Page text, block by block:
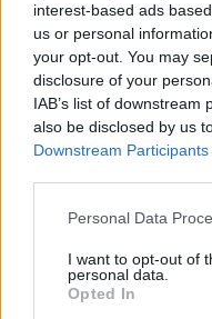
interest-based ads
us or personal
your opt-out. You may
disclosure of your
IAB’s list of
also be disclosed by us
Downstream Participants
Please note that this
not limited to your visit
grant or deny consent
use your data for below
Personal Data
I want to opt-out of
personal data.
Opted In
Hányan
Nyilván a film
műhelyében
divatház csapatának
ruhákat létrehozzák.
szó, a filmben